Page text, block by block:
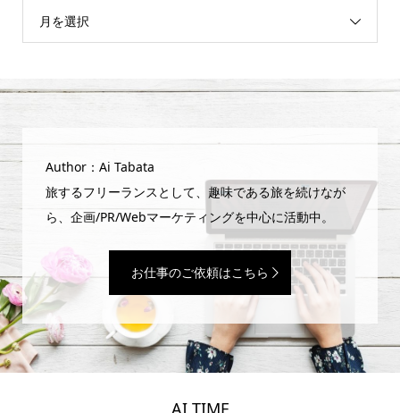
月を選択
Author：Ai Tabata
旅するフリーランスとして、趣味である旅を続けなが
ら、企画/PR/Webマーケティングを中心に活動中。
お仕事のご依頼はこちら
AI TIME